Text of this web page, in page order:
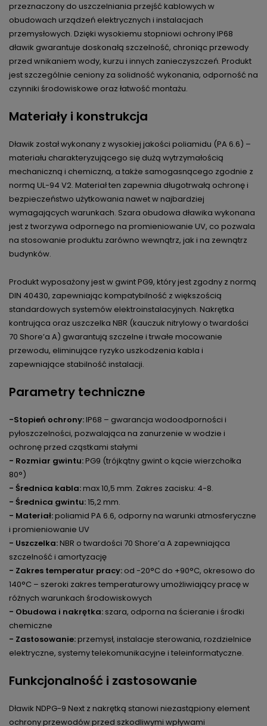
przeznaczony do uszczelniania przejść kablowych w
obudowach urządzeń elektrycznych i instalacjach
przemysłowych. Dzięki wysokiemu stopniowi ochrony IP68
dławik gwarantuje doskonałą szczelność, chroniąc przewody
przed wnikaniem wody, kurzu i innych zanieczyszczeń. Produkt
jest szczególnie ceniony za solidność wykonania, odporność na
czynniki środowiskowe oraz łatwość montażu.
Materiały i konstrukcja
Dławik został wykonany z wysokiej jakości poliamidu (PA 6.6) –
materiału charakteryzującego się dużą wytrzymałością
mechaniczną i chemiczną, a także samogasnącego zgodnie z
normą UL-94 V2. Materiał ten zapewnia długotrwałą ochronę i
bezpieczeństwo użytkowania nawet w najbardziej
wymagających warunkach. Szara obudowa dławika wykonana
jest z tworzywa odpornego na promieniowanie UV, co pozwala
na stosowanie produktu zarówno wewnątrz, jak i na zewnątrz
budynków.
Produkt wyposażony jest w gwint PG9, który jest zgodny z normą
DIN 40430, zapewniając kompatybilność z większością
standardowych systemów elektroinstalacyjnych. Nakrętka
kontrująca oraz uszczelka NBR (kauczuk nitrylowy o twardości
70 Shore’a A) gwarantują szczelne i trwałe mocowanie
przewodu, eliminujące ryzyko uszkodzenia kabla i
zapewniające stabilność instalacji.
Parametry techniczne
-Stopień ochrony:IP68 – gwarancja wodoodporności i
pyłoszczelności, pozwalająca na zanurzenie w wodzie i
ochronę przed cząstkami stałymi
- Rozmiar gwintu:PG9 (trójkątny gwint o kącie wierzchołka
80°)
- Średnica kabla:max 10,5 mm. Zakres zacisku: 4-8.
- Średnica gwintu:15,2 mm.
- Materiał:poliamid PA 6.6, odporny na warunki atmosferyczne
i promieniowanie UV
- Uszczelka:NBR o twardości 70 Shore’a A zapewniająca
szczelność i amortyzację
- Zakres temperatur pracy: od -20°C do +90°C, okresowo do
140°C – szeroki zakres temperaturowy umożliwiający pracę w
różnych warunkach środowiskowych
- Obudowa i nakrętka: szara, odporna na ścieranie i środki
chemiczne
- Zastosowanie:przemysł, instalacje sterowania, rozdzielnice
elektryczne, systemy telekomunikacyjne i teleinformatyczne.
Funkcjonalność i zastosowanie
Dławik NDPG-9 Next z nakrętką stanowi niezastąpiony element
ochrony przewodów przed szkodliwymi wpływami